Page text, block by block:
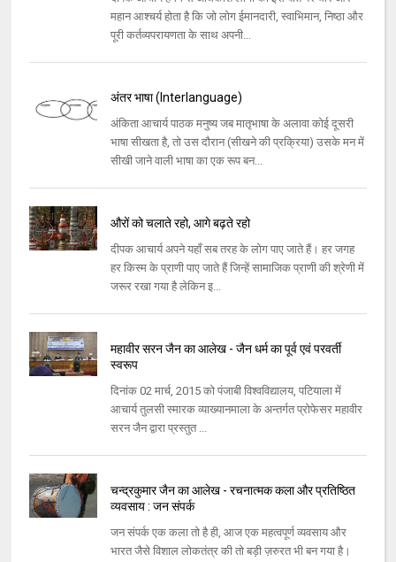
महान आश्चर्य होता है कि जो लोग ईमानदारी, स्वाभिमान, निष्ठा और
पूरी कर्तव्यपरायणता के साथ अपनी...
अंतर भाषा (Interlanguage)
अंकिता आचार्य पाठक मनुष्य जब मातृभाषा के अलावा कोई दूसरी
भाषा सीखता है, तो उस दौरान (सीखने की प्रक्रिया) उसके मन में
सीखी जाने वाली भाषा का एक रूप बन...
औरों को चलाते रहो, आगे बढ़ते रहो
दीपक आचार्य अपने यहाँ सब तरह के लोग पाए जाते हैं। हर जगह
हर किस्म के प्राणी पाए जाते हैं जिन्हें सामाजिक प्राणी की श्रेणी में
जरूर रखा गया है लेकिन इ...
महावीर सरन जैन का आलेख - जैन धर्म का पूर्व एवं परवर्ती
स्वरूप
दिनांक 02 मार्च, 2015 को पंजाबी विश्वविद्यालय, पटियाला में
आचार्य तुलसी स्मारक व्याख्यानमाला के अन्तर्गत प्रोफेसर महावीर
सरन जैन द्वारा प्रस्तुत ...
चन्द्रकुमार जैन का आलेख - रचनात्मक कला और प्रतिष्ठित
व्यवसाय : जन संपर्क
जन संपर्क एक कला तो है ही, आज एक महत्वपूर्ण व्यवसाय और
भारत जैसे विशाल लोकतंत्र की तो बड़ी ज़रुरत भी बन गया है।